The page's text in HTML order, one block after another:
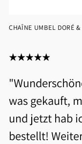
was gekauft,
und jetzt hab
bestellt!
CHAÎNE UMBEL DORÉ